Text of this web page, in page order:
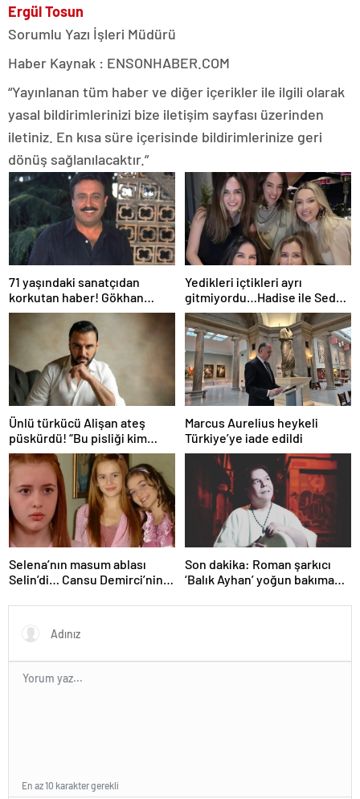
Ergül Tosun
Sorumlu Yazı İşleri Müdürü
Haber Kaynak : ENSONHABER.COM
“Yayınlanan tüm haber ve diğer içerikler ile ilgili olarak
yasal bildirimlerinizi bize iletişim sayfası üzerinden
iletiniz. En kısa süre içerisinde bildirimlerinize geri
dönüş sağlanılacaktır.”
71 yaşındaki sanatçıdan
korkutan haber! Gökhan
Güney hastaneye kaldırıldı!
Yedikleri içtikleri ayrı
gitmiyordu…Hadise ile Seda
Bakan arasında ipler koptu!
Seda Bakan’dan manidar
paylaşım…
Ünlü türkücü Alişan ateş
püskürdü! “Bu pisliği kim
yaptıysa ortaya çıkacak!”
Marcus Aurelius heykeli
Türkiye’ye iade edildi
Selena’nın masum ablası
Selin’di… Cansu Demirci’nin
oldu! Güzelliğinden hiçbir şey
kaybetmemiş…
Son dakika: Roman şarkıcı
‘Balık Ayhan’ yoğun bakıma
Küçükboyacı’dan ilk açıklama
En az 10 karakter gerekli